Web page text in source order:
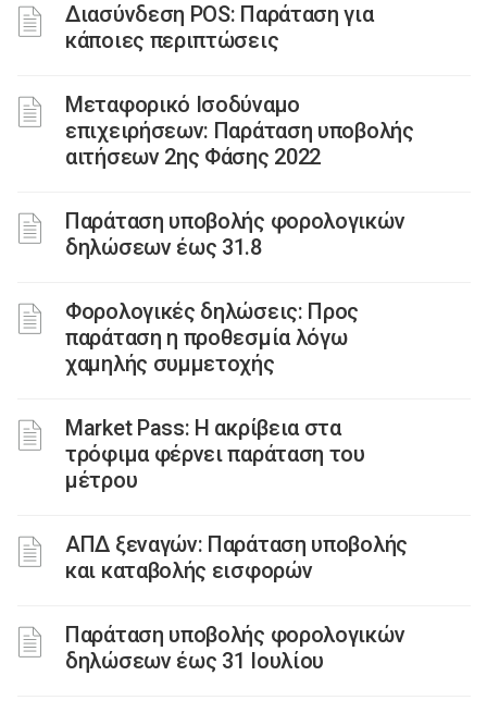
Διασύνδεση POS: Παράταση για
κάποιες περιπτώσεις
Μεταφορικό Ισοδύναμο
επιχειρήσεων: Παράταση υποβολής
αιτήσεων 2ης Φάσης 2022
Παράταση υποβολής φορολογικών
δηλώσεων έως 31.8
Φορολογικές δηλώσεις: Προς
παράταση η προθεσμία λόγω
χαμηλής συμμετοχής
Market Pass: Η ακρίβεια στα
τρόφιμα φέρνει παράταση του
μέτρου
ΑΠΔ ξεναγών: Παράταση υποβολής
και καταβολής εισφορών
Παράταση υποβολής φορολογικών
δηλώσεων έως 31 Ιουλίου